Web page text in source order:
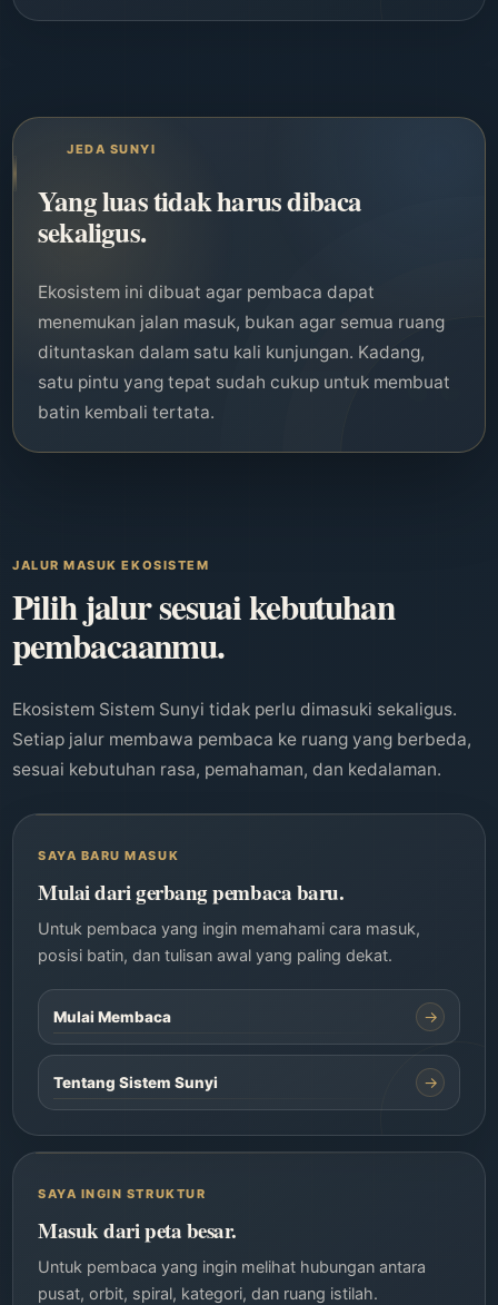
JEDA SUNYI
Yang luas tidak harus dibaca
sekaligus.
Ekosistem ini dibuat agar pembaca dapat
menemukan jalan masuk, bukan agar semua ruang
dituntaskan dalam satu kali kunjungan. Kadang,
satu pintu yang tepat sudah cukup untuk membuat
batin kembali tertata.
“
JALUR MASUK EKOSISTEM
Pilih jalur sesuai kebutuhan
pembacaanmu.
Ekosistem Sistem Sunyi tidak perlu dimasuki sekaligus.
Setiap jalur membawa pembaca ke ruang yang berbeda,
sesuai kebutuhan rasa, pemahaman, dan kedalaman.
SAYA BARU MASUK
Mulai dari gerbang pembaca baru.
Untuk pembaca yang ingin memahami cara masuk,
posisi batin, dan tulisan awal yang paling dekat.
Mulai Membaca →
Tentang Sistem Sunyi →
SAYA INGIN STRUKTUR
Masuk dari peta besar.
Untuk pembaca yang ingin melihat hubungan antara
pusat, orbit, spiral, kategori, dan ruang istilah.